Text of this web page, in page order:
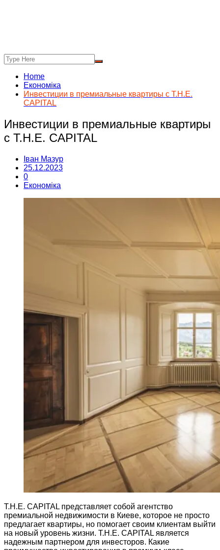
Home
Економіка
Инвестиции в премиальные квартиры с T.H.E.
CAPITAL
Инвестиции в премиальные квартиры
с T.H.E. CAPITAL
Іван Мазур
25.12.2023
0
Економіка
T.H.E. CAPITAL представляет собой агентство
премиальной недвижимости в Киеве, которое не просто
предлагает квартиры, но помогает своим клиентам выйти
на новый уровень жизни. T.H.E. CAPITAL является
надежным партнером для инвесторов. Какие